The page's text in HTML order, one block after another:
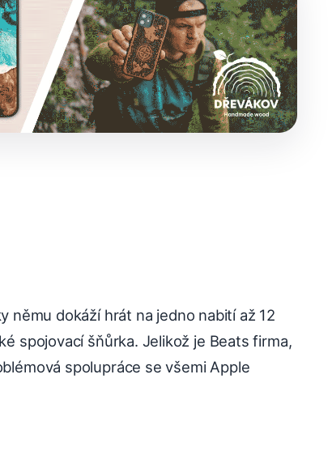
němu dokáží hrát na jedno nabití až 12
spojovací šňůrka. Jelikož je Beats firma,
spolupráce se všemi Apple